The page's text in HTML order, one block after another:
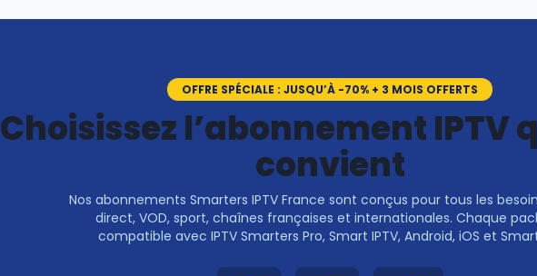
OFFRE SPÉCIALE : JUSQU’À -70% + 3 MOIS OFFERTS
Choisissez l’abonnement IPTV
convient
Nos abonnements Smarters IPTV France sont conçus pour tous les
direct, VOD, sport, chaînes françaises et internationales. Chaque
compatible avec IPTV Smarters Pro, Smart IPTV, Android, iOS et